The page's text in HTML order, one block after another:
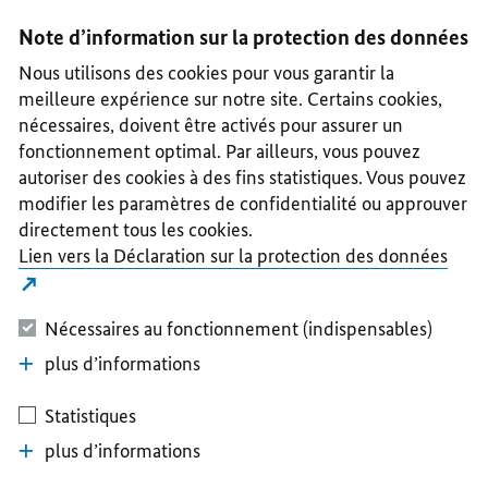
II
III
IV
V
Note d’information sur la protection des données
Nous utilisons des cookies pour vous garantir la
meilleure expérience sur notre site. Certains cookies,
nécessaires, doivent être activés pour assurer un
fonctionnement optimal. Par ailleurs, vous pouvez
autoriser des cookies à des fins statistiques. Vous pouvez
modifier les paramètres de confidentialité ou approuver
directement tous les cookies.
Lien vers la Déclaration sur la protection des données
Nécessaires au fonctionnement (indispensables)
plus d’informations
Statistiques
plus d’informations